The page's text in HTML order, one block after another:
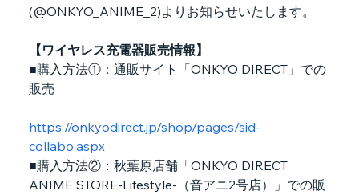
(@ONKYO_ANIME_2)よりお知らせいたします。
【ワイヤレス充電器販売情報】
■購入方法①：通販サイト「ONKYO DIRECT」での
販売
https://onkyodirect.jp/shop/pages/sid-
collabo.aspx
■購入方法②：秋葉原店舗「ONKYO DIRECT
ANIME STORE-Lifestyle-（音アニ2号店）」での販